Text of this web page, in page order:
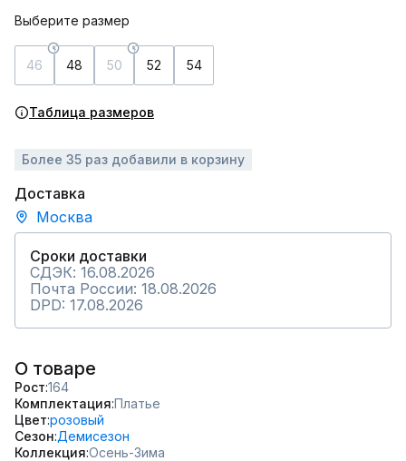
Выберите размер
46 48 50 52 54
Таблица размеров
Более 35 раз добавили в корзину
Доставка
Москва
Сроки доставки
СДЭК: 16.08.2026
Почта России: 18.08.2026
DPD: 17.08.2026
О товаре
Рост 164
Комплектация Платье
Цвет розовый
Сезон Демисезон
Коллекция Осень-Зима